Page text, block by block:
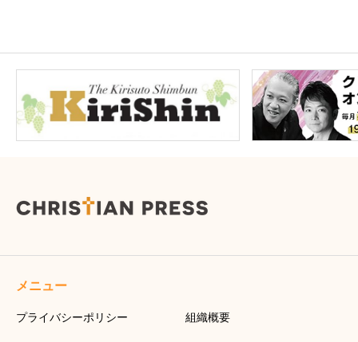
メニュー
プライバシーポリシー 組織概要